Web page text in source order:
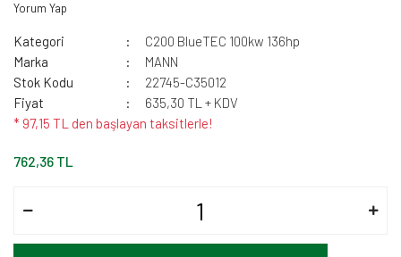
Yorum Yap
Kategori
C200 BlueTEC 100kw 136hp
Marka
MANN
Stok Kodu
22745-C35012
Fiyat
635,30 TL + KDV
* 97,15 TL den başlayan taksitlerle!
762,36 TL